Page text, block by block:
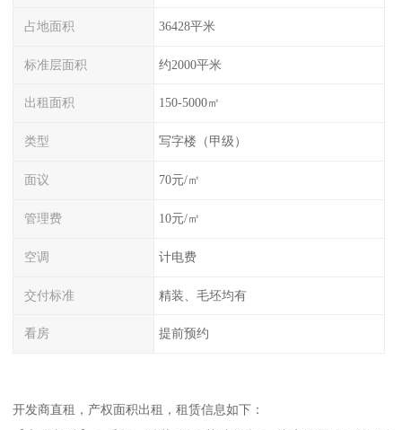
占地面积 36428平米
标准层面积 约2000平米
出租面积 150-5000㎡
类型 写字楼（甲级）
面议 70元/㎡
管理费 10元/㎡
空调 计电费
交付标准 精装、毛坯均有
看房 提前预约
开发商直租，产权面积出租，租赁信息如下：